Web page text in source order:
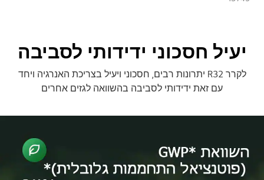
יעיל חסכוני ידידותי לסביבה
לקרר R32 יתרונות רבים, חסכוני ויעיל בצריכת האנרגיה ויחד
עם זאת ידידותי לסביבה בהשוואה לגזים אחרים